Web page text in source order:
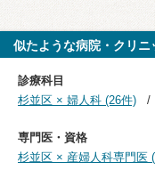
似たような病院・クリニ
診療科目
杉並区 × 婦人科 (26件)
専門医・資格
杉並区 × 産婦人科専門医